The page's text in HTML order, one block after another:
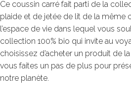
Ce coussin carré fait parti de la
plaide et de jetée de lit de la même
l’espace de vie dans lequel vous
collection 100% bio qui invite au
choisissez d’acheter un produit de
vous faites un pas de plus pour
notre planète.